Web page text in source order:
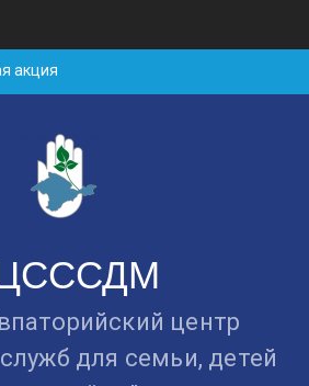
— НЕТ!»
опрос
старше 55 лет по
занятости
центр
для семьи, детей